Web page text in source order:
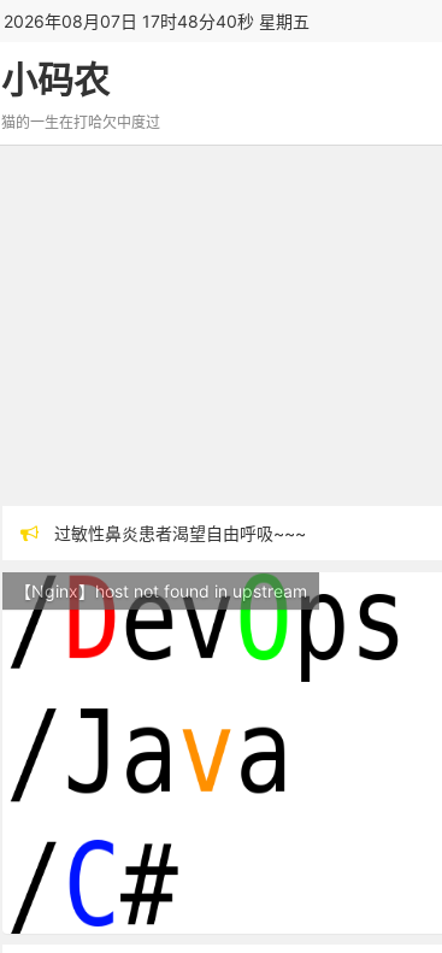
2026年08月07日 17时48分41秒 星期五
小码农
猫的一生在打哈欠中度过
过敏性鼻炎患者渴望自由呼吸~~~
站点随时调整中，如果不能访问，请稍等片刻
反对日本核废水排海
【Nginx】host not found in upstream